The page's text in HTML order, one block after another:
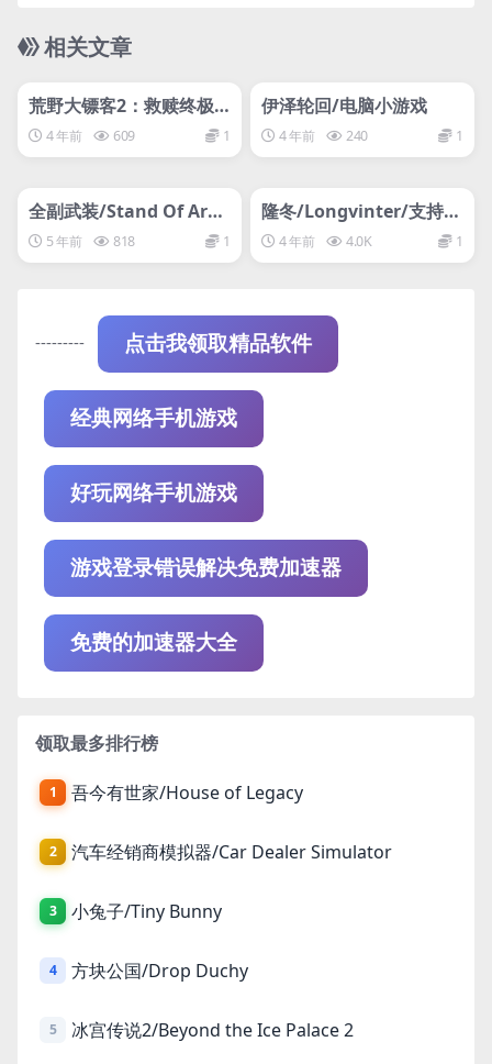
相关文章
网盘下载游戏
荒野大镖客2：救赎终极
版/Red Dead Redempti
on 2: Ultimate Edition
4 年前 609 1
网盘下载游戏
伊泽轮回/电脑小游戏
4 年前 240 1
网盘下载游戏
全副武装/Stand Of Arm
s 5 年前 818 1
支持网络联机
隆冬/Longvinter/支持网
络联机
4 年前 4.0K 1
--------- 点击我领取精品软件
经典网络手机游戏
好玩网络手机游戏
游戏登录错误解决免费加速器
免费的加速器大全
领取最多排行榜
1 吾今有世家/House of Legacy
2 汽车经销商模拟器/Car Dealer Simulator
3 小兔子/Tiny Bunny
4 方块公国/Drop Duchy
5 冰宫传说2/Beyond the Ice Palace 2